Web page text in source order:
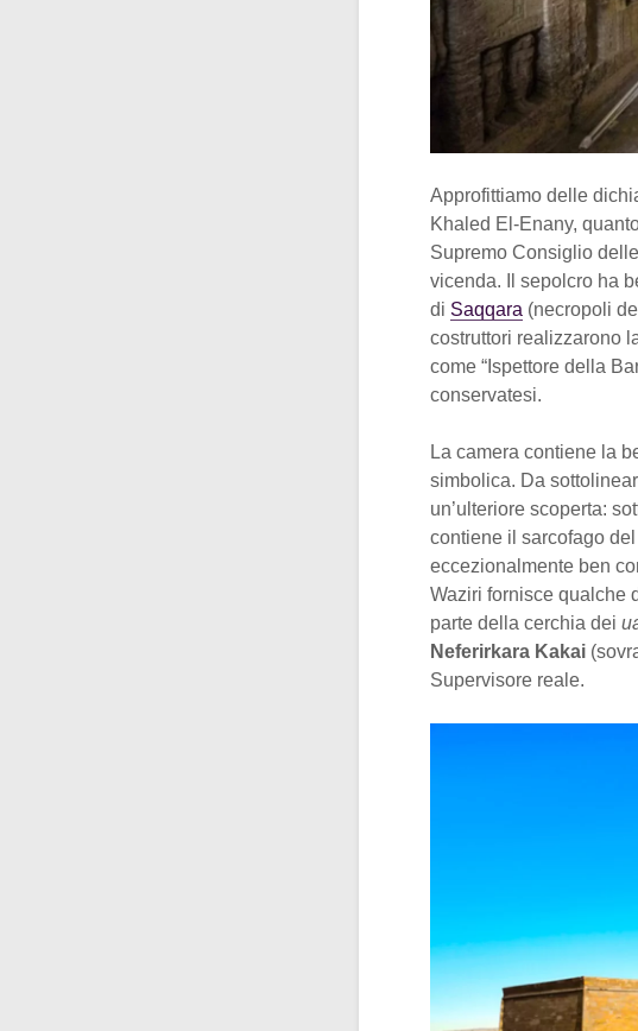
Approfittiamo delle
Khaled El-Enany,
Supremo Consiglio
vicenda. Il sepolcro ha
di Saqqara (necropoli
costruttori realizzarono
come “Ispettore della
conservatesi.
La camera contiene la
simbolica. Da
un’ulteriore scoperta:
contiene il sarcofago
eccezionalmente ben
Waziri fornisce qualche
parte della cerchia dei
Neferirkara Kakai
Supervisore reale.